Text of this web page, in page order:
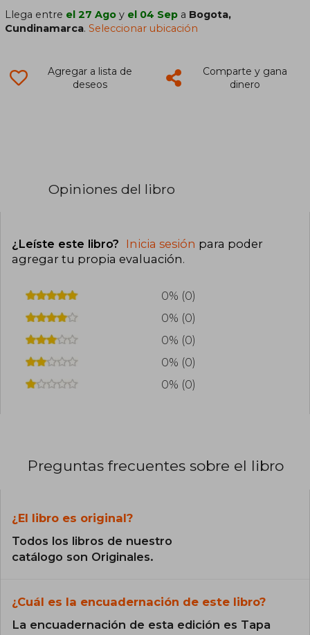
Llega entre el 27 Ago y el 04 Sep a Bogota,
Cundinamarca.Seleccionar ubicación
Agregar a lista de
deseos
Comparte y gana
dinero
Opiniones del libro
¿Leíste este libro? Inicia sesión para poder
agregar tu propia evaluación.
0% (0)
0% (0)
0% (0)
0% (0)
0% (0)
Preguntas frecuentes sobre el libro
¿El libro es original?
Todos los libros de nuestro
catálogo son Originales.
¿Cuál es la encuadernación de este libro?
La encuadernación de esta edición es Tapa